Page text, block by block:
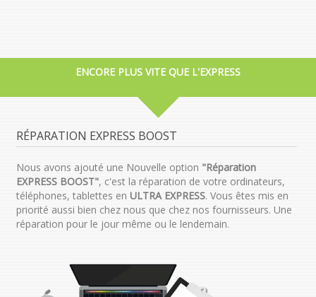
ENCORE PLUS VITE QUE L'EXPRESS
RÉPARATION EXPRESS BOOST
Nous avons ajouté une Nouvelle option "Réparation
EXPRESS BOOST", c'est la réparation de votre ordinateurs,
téléphones, tablettes en ULTRA EXPRESS. Vous êtes mis en
priorité aussi bien chez nous que chez nos fournisseurs. Une
réparation pour le jour même ou le lendemain.